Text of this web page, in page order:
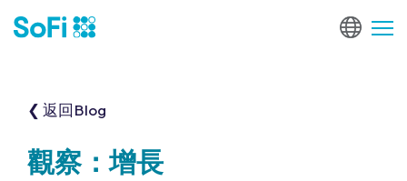
❮ 返回Blog
觀察：增長